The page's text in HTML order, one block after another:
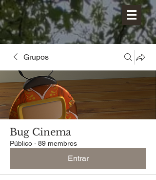
Grupos
Bug Cinema
Público · 89 membros
Entrar